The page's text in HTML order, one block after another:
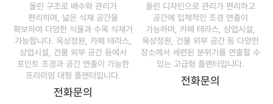
올린 구조로 배수와 관리가
편리하며, 넓은 식재 공간을
확보하여 다양한 식물과 수목 식재가
가능합니다. 옥상정원, 카페 테라스,
상업시설, 건물 외부 공간 등에서
포인트 조경과 공간 연출이 가능한
프리미엄 대형 플랜터입니다.
전화문의
올린 디자인으로 관리가 편리하고
공간에 입체적인 조경 연출이
가능하며, 카페 테라스, 상업시설,
옥상정원, 건물 외부 공간 등 다양한
장소에서 세련된 분위기를 연출할 수
있는 고급형 플랜터입니다.
전화문의